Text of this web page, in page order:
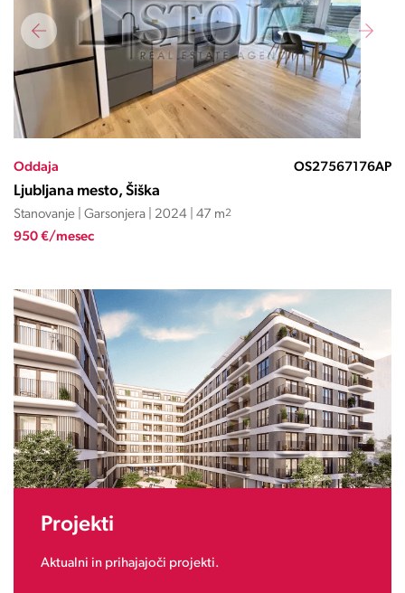
Oddaja OS27567176AP
Ljubljana mesto, Šiška
Stanovanje | Garsonjera | 2024 | 47 m2
950 €/mesec
Projekti
Aktualni in prihajajoči projekti.